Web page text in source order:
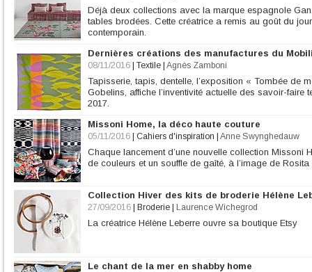
Déjà deux collections avec la marque espagnole
tables brodées. Cette créatrice a remis au goût du
contemporain.
Dernières créations des manufactures du
08/11/2016 Textile Agnès Zamboni
Tapisserie, tapis, dentelle, l’exposition « Tombée de
Gobelins, affiche l’inventivité actuelle des savoir-faire
2017.
Missoni Home, la déco haute couture
05/11/2016 Cahiers d'inspiration Anne Swynghedauw
Chaque lancement d’une nouvelle collection Missoni
de couleurs et un souffle de gaîté, à l’image de
Collection Hiver des kits de broderie Hélène
27/09/2016 Broderie Laurence Wichegrod
La créatrice Hélène Leberre ouvre sa boutique Etsy
Le chant de la mer en shabby home